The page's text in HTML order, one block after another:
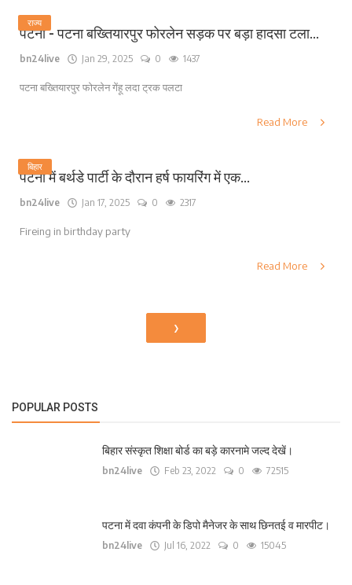
राज्य
पटना - पटना बख्तियारपुर फोरलेन सड़क पर बड़ा हादसा टला...
bn24live Jan 29, 2025 0 1437
पटना बख्तियारपुर फोरलेन गेंहू लदा ट्रक पलटा
Read More
बिहार
पटना में बर्थडे पार्टी के दौरान हर्ष फायरिंग में एक...
bn24live Jan 17, 2025 0 2317
Fireing in birthday party
Read More
›
POPULAR POSTS
बिहार संस्कृत शिक्षा बोर्ड का बड़े कारनामे जल्द देखें।
bn24live Feb 23, 2022 0 72515
पटना में दवा कंपनी के डिपो मैनेजर के साथ छिनतई व मारपीट।
bn24live Jul 16, 2022 0 15045